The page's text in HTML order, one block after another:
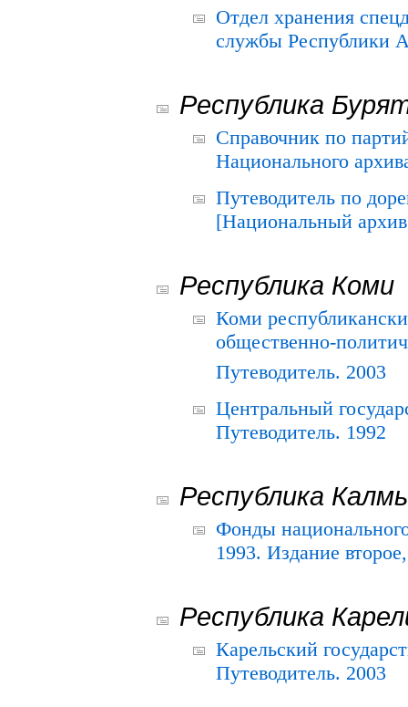
Отдел хранения
службы Республики
Республика
Справочник по
Национального
Путеводитель по
[Национальный
Республика Коми
Коми
общественно-
Путеводитель. 2003
Центральный
Путеводитель. 1992
Республика
Фонды
1993. Издание
Республика
Карельский
Путеводитель. 2003